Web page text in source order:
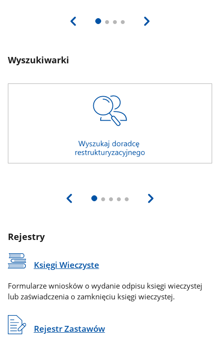
Wyszukiwarki
Rejestry
Księgi Wieczyste
Formularze wniosków o wydanie odpisu księgi wieczystej
lub zaświadczenia o zamknięciu księgi wieczystej.
Rejestr Zastawów